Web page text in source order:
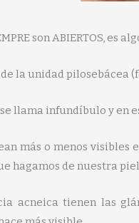
son ABIERTOS, es
la unidad pilosebácea
llama infundíbulo y en
más o menos
hagamos de nuestra piel
acneica tienen las